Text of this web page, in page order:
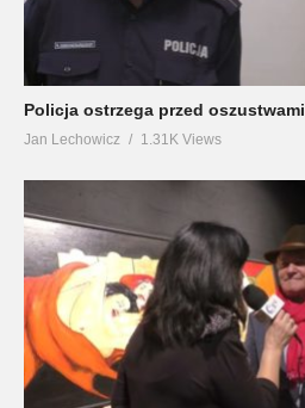
Policja ostrzega przed oszustwami
Jan Lechowicz 1.31K Views